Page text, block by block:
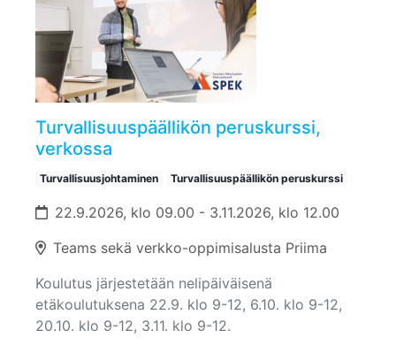
Turvallisuuspäällikön peruskurssi,
verkossa
Turvallisuusjohtaminen Turvallisuuspäällikön peruskurssi
22.9.2026, klo 09.00 - 3.11.2026, klo 12.00
Teams sekä verkko-oppimisalusta Priima
Koulutus järjestetään nelipäiväisenä
etäkoulutuksena 22.9. klo 9-12, 6.10. klo 9-12,
20.10. klo 9-12, 3.11. klo 9-12.